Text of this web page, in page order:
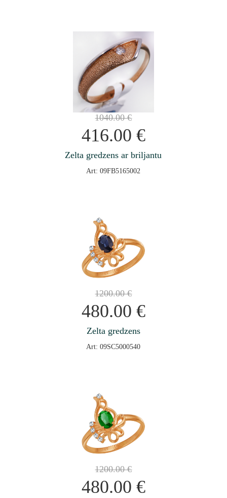
1040.00€
416.00 €
Zelta gredzens ar briljantu
Art: 09FB5165002
1200.00€
480.00 €
Zelta gredzens
Art: 09SC5000540
1200.00€
480.00 €